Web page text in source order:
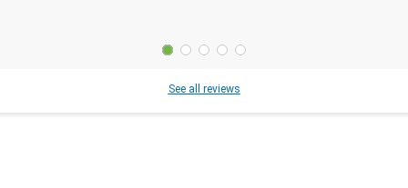
See all reviews